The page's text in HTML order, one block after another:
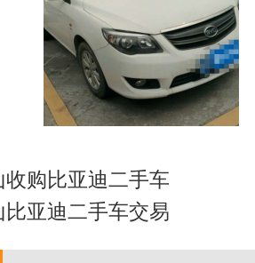
收购比亚迪二手车
比亚迪二手车交易